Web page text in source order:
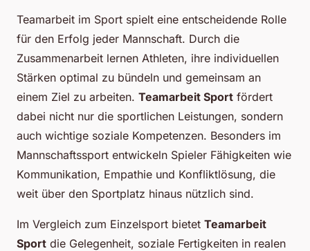
Teamarbeit im Sport spielt eine entscheidende Rolle
für den Erfolg jeder Mannschaft. Durch die
Zusammenarbeit lernen Athleten, ihre individuellen
Stärken optimal zu bündeln und gemeinsam an
einem Ziel zu arbeiten. Teamarbeit Sport fördert
dabei nicht nur die sportlichen Leistungen, sondern
auch wichtige soziale Kompetenzen. Besonders im
Mannschaftssport entwickeln Spieler Fähigkeiten wie
Kommunikation, Empathie und Konfliktlösung, die
weit über den Sportplatz hinaus nützlich sind.
Im Vergleich zum Einzelsport bietet Teamarbeit
Sport die Gelegenheit, soziale Fertigkeiten in realen